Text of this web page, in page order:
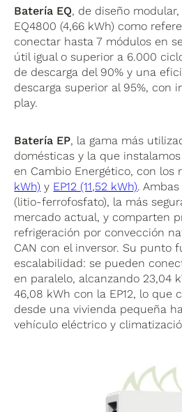
Batería EQ, de diseño
EQ4800 (4,66 kWh) como
conectar hasta 7 módulos en
útil igual o superior a 6.000
de descarga del 90% y una
descarga superior al 95%, con
play.
Batería EP, la gama más
domésticas y la que
en Cambio Energético, con los
kWh) y EP12 (11,52 kWh).
(litio-ferrofosfato), la más
mercado actual, y comparten
refrigeración por convección
CAN con el inversor. Su punto
escalabilidad: se pueden
en paralelo, alcanzando 23,04
46,08 kWh con la EP12, lo que
desde una vivienda pequeña
vehículo eléctrico y